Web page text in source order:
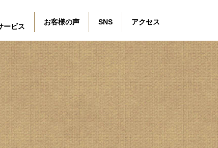
ービス
お客様の声 SNS アクセス